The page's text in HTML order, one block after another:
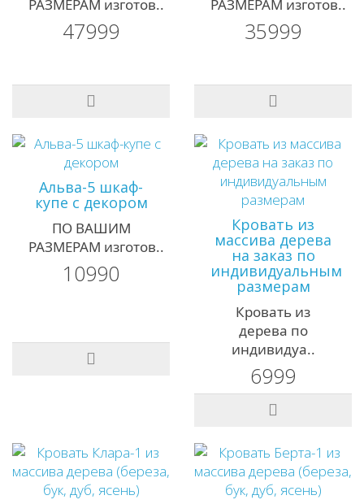
РАЗМЕРАМ изготов..
47999
РАЗМЕРАМ изготов..
35999
Альва-5 шкаф-
купе с декором
ПО ВАШИМ
РАЗМЕРАМ изготов..
10990
Кровать из
массива дерева
на заказ по
индивидуальным
размерам
Кровать из
дерева по
индивидуа..
6999